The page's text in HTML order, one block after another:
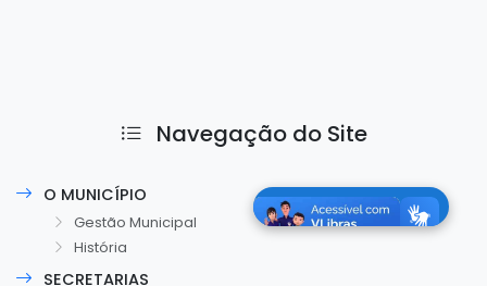
Navegação do Site
O MUNICÍPIO
Gestão Municipal
História
SECRETARIAS